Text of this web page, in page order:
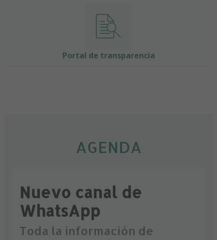
Portal de transparencia
AGENDA
Nuevo canal de
WhatsApp
Toda la información de